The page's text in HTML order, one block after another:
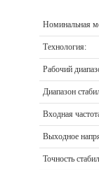
Номинальная
Технология:
Рабочий
Диапазон
Входная
Выходное
Точность